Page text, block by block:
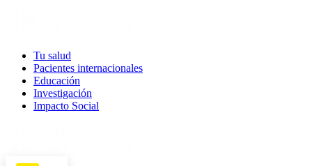
Tu salud
Pacientes internacionales
Educación
Investigación
Impacto Social